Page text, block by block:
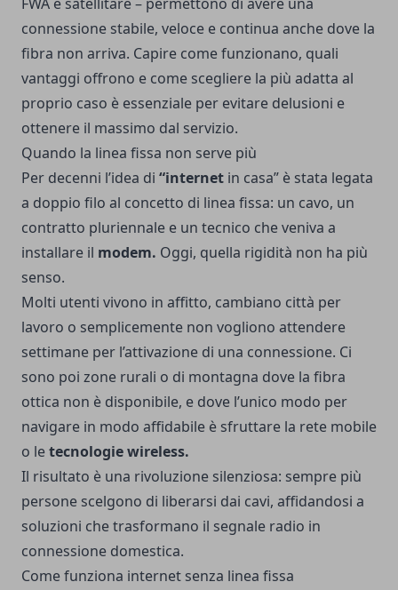
connessione stabile, veloce e continua anche dove la
fibra non arriva. Capire come funzionano, quali
vantaggi offrono e come scegliere la più adatta al
proprio caso è essenziale per evitare delusioni e
ottenere il massimo dal servizio.
Quando la linea fissa non serve più
Per decenni l’idea di “internet in casa” è stata legata
a doppio filo al concetto di linea fissa: un cavo, un
contratto pluriennale e un tecnico che veniva a
installare il modem. Oggi, quella rigidità non ha più
senso.
Molti utenti vivono in affitto, cambiano città per
lavoro o semplicemente non vogliono attendere
settimane per l’attivazione di una connessione. Ci
sono poi zone rurali o di montagna dove la fibra
ottica non è disponibile, e dove l’unico modo per
navigare in modo affidabile è sfruttare la rete mobile
o letecnologie wireless.
Il risultato è una rivoluzione silenziosa: sempre più
persone scelgono di liberarsi dai cavi, affidandosi a
soluzioni che trasformano il segnale radio in
connessione domestica.
Come funziona internet senza linea fissa